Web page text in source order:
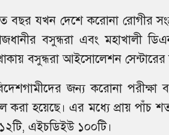
বছর যখন দেশে করোনা রোগীর
বসুন্ধরা এবং মহাখালী
বসুন্ধরা আইসোলেশন সেন্টারের
জন্য করোনা পরীক্ষা
করা হয়েছে। এর মধ্যে প্রায় পাঁচ
এইচডিইউ ১০০টি।